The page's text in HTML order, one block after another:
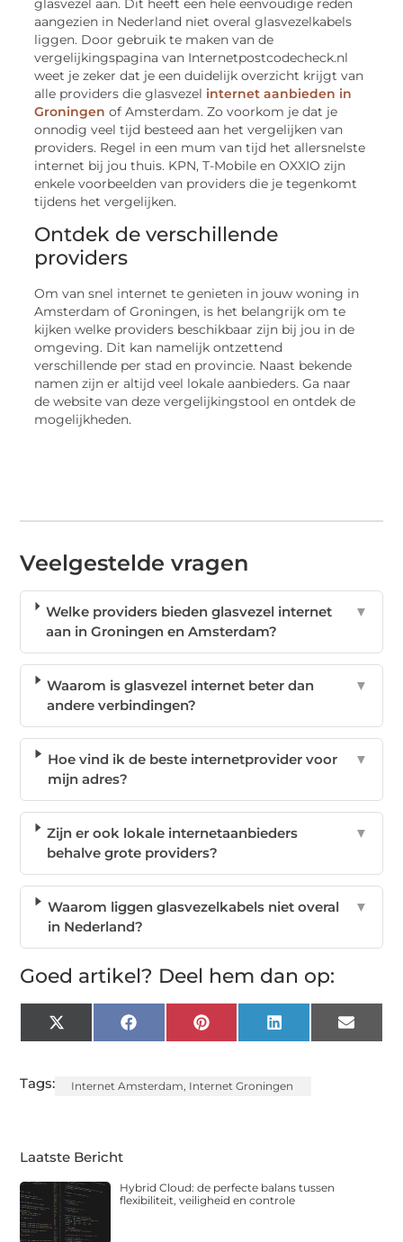
glasvezel aan. Dit heeft een hele eenvoudige reden
aangezien in Nederland niet overal glasvezelkabels
liggen. Door gebruik te maken van de
vergelijkingspagina van Internetpostcodecheck.nl
weet je zeker dat je een duidelijk overzicht krijgt van
alle providers die glasvezel internet aanbieden in
Groningen of Amsterdam. Zo voorkom je dat je
onnodig veel tijd besteed aan het vergelijken van
providers. Regel in een mum van tijd het allersnelste
internet bij jou thuis. KPN, T-Mobile en OXXIO zijn
enkele voorbeelden van providers die je tegenkomt
tijdens het vergelijken.
Ontdek de verschillende
providers
Om van snel internet te genieten in jouw woning in
Amsterdam of Groningen, is het belangrijk om te
kijken welke providers beschikbaar zijn bij jou in de
omgeving. Dit kan namelijk ontzettend
verschillende per stad en provincie. Naast bekende
namen zijn er altijd veel lokale aanbieders. Ga naar
de website van deze vergelijkingstool en ontdek de
mogelijkheden.
Veelgestelde vragen
Welke providers bieden glasvezel internet
aan in Groningen en Amsterdam?
▼
Waarom is glasvezel internet beter dan
andere verbindingen?
▼
Hoe vind ik de beste internetprovider voor
mijn adres?
▼
Zijn er ook lokale internetaanbieders
behalve grote providers?
▼
Waarom liggen glasvezelkabels niet overal
in Nederland?
▼
Goed artikel? Deel hem dan op:
X
(Twitter)
FacebookPinterest LinkedIn Email
Tags: Internet Amsterdam Internet Groningen
Laatste Bericht
Hybrid Cloud: de perfecte balans tussen
flexibiliteit, veiligheid en controle